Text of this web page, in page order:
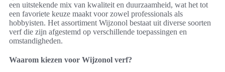
een uitstekende mix van kwaliteit en duurzaamheid, wat het tot
een favoriete keuze maakt voor zowel professionals als
hobbyisten. Het assortiment Wijzonol bestaat uit diverse soorten
verf die zijn afgestemd op verschillende toepassingen en
omstandigheden.
Waarom kiezen voor Wijzonol verf?